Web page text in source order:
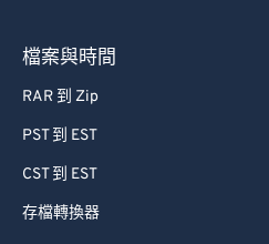
檔案與時間
RAR 到 Zip
PST 到 EST
CST 到 EST
存檔轉換器